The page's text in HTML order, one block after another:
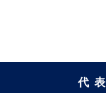
代表